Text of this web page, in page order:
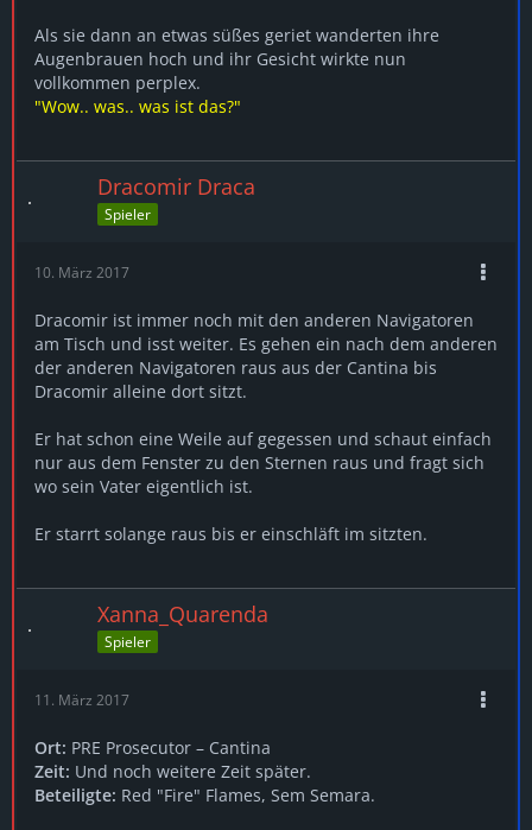
Als sie dann an etwas süßes geriet wanderten ihre
Augenbrauen hoch und ihr Gesicht wirkte nun
vollkommen perplex.
"Wow.. was.. was ist das?"
Dracomir Draca
Spieler
10. März 2017
Dracomir ist immer noch mit den anderen Navigatoren
am Tisch und isst weiter. Es gehen ein nach dem anderen
der anderen Navigatoren raus aus der Cantina bis
Dracomir alleine dort sitzt.
Er hat schon eine Weile auf gegessen und schaut einfach
nur aus dem Fenster zu den Sternen raus und fragt sich
wo sein Vater eigentlich ist.
Er starrt solange raus bis er einschläft im sitzten.
Xanna_Quarenda
Spieler
11. März 2017
Ort: PRE Prosecutor – Cantina
Zeit: Und noch weitere Zeit später.
Beteiligte: Red "Fire" Flames, Sem Semara.